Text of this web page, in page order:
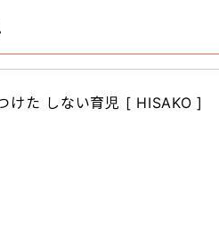
けた しない育児 [ HISAKO ]